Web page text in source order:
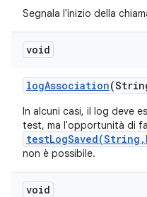
Segnala l'inizio della
void
logAssociation
In alcuni casi, il log deve
test, ma l'opportunità di
non è possibile.
void